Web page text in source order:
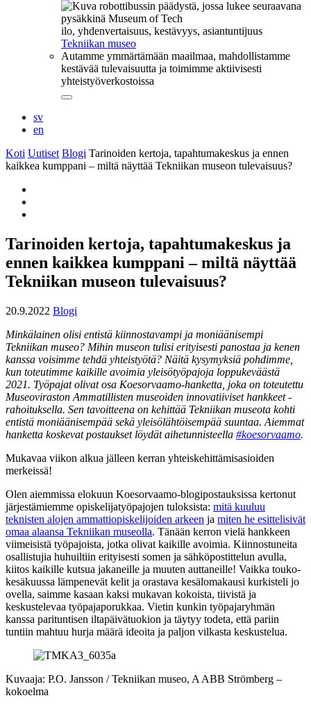
ilo, yhdenvertaisuus, kestävyys, asiantuntijuus
Tekniikan museo
Autamme ymmärtämään maailmaa, mahdollistamme
kestävää tulevaisuutta ja toimimme aktiivisesti
yhteistyöverkostoissa
Sulje
sv
en
Koti Uutiset Blogi Tarinoiden kertoja, tapahtumakeskus ja ennen
kaikkea kumppani – miltä näyttää Tekniikan museon tulevaisuus?
whatsapp
Tarinoiden kertoja, tapahtumakeskus ja
ennen kaikkea kumppani – miltä näyttää
Tekniikan museon tulevaisuus?
20.9.2022 Blogi
Minkälainen olisi entistä kiinnostavampi ja moniäänisempi
Tekniikan museo? Mihin museon tulisi erityisesti panostaa ja kenen
kanssa voisimme tehdä yhteistyötä? Näitä kysymyksiä pohdimme,
kun toteutimme kaikille avoimia yleisötyöpajoja loppukeväästä
2021. Työpajat olivat osa Koesorvaamo-hanketta, joka on toteutettu
Museoviraston Ammatillisten museoiden innovatiiviset hankkeet -
rahoituksella. Sen tavoitteena on kehittää Tekniikan museota kohti
entistä moniäänisempää sekä yleisölähtöisempää suuntaa. Aiemmat
hanketta koskevat postaukset löydät aihetunnisteella #koesorvaamo.
Mukavaa viikon alkua jälleen kerran yhteiskehittämisasioiden
merkeissä!
Olen aiemmissa elokuun Koesorvaamo-blogipostauksissa kertonut
järjestämiemme opiskelijatyöpajojen tuloksista: mitä kuuluu
teknisten alojen ammattiopiskelijoiden arkeen ja miten he esittelisivät
omaa alaansa Tekniikan museolla. Tänään kerron vielä hankkeen
viimeisistä työpajoista, jotka olivat kaikille avoimia. Kiinnostuneita
osallistujia huhuiltiin erityisesti somen ja sähköpostittelun avulla,
kiitos kaikille kutsua jakaneille ja muuten auttaneille! Vaikka touko-
kesäkuussa lämpenevät kelit ja orastava kesälomakausi kurkisteli jo
ovella, saimme kasaan kaksi mukavan kokoista, tiivistä ja
keskustelevaa työpajaporukkaa. Vietin kunkin työpajaryhmän
kanssa parituntisen iltapäivätuokion ja täytyy todeta, että pariin
tuntiin mahtuu hurja määrä ideoita ja paljon vilkasta keskustelua.
Kuvaaja: P.O. Jansson / Tekniikan museo, A ABB Strömberg –
kokoelma